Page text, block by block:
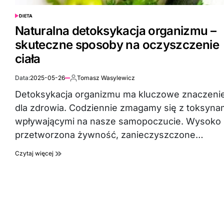
POSTED
IN
DIETA
Naturalna detoksykacja organizmu –
skuteczne sposoby na oczyszczenie
ciała
Data:2025-05-26 Autor:
Tomasz Wasylewicz
Detoksykacja organizmu ma kluczowe
dla zdrowia. Codziennie zmagamy się z
wpływającymi na nasze samopoczucie. Wysoko
przetworzona żywność, zanieczyszczone…
Czytaj więcej